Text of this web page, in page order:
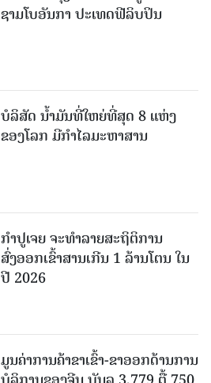
ຊາມໂບ​ອັນກາ ປະເທດຟີລິບປິນ
ບໍລິສັດ ນ້ຳມັນທີ່ໃຫຍ່ທີ່ສຸດ 8 ແຫ່ງ
ຂອງໂລກ ມີກຳໄລມະຫາສານ
ກຳປູເຈຍ ຈະທຳລາຍສະຖິຕິການ
ສົ່ງອອກເຂົ້າສານເກີນ 1 ລ້ານໂຕນ ໃນ
ປີ 2026
ມູນຄ່າການຄ້າຂາເຂົ້າ-ຂາອອກດ້ານການ